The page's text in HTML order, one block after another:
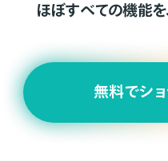
ほぼすべての機能を
無料でシ